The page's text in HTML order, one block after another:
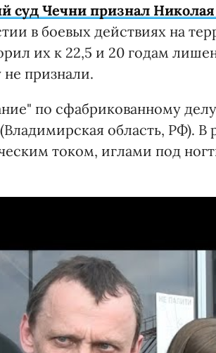
суд Чечни признал
в боевых действиях на
их к 22,5 и 20 годам
не признали.
по сфабрикованному
область, РФ).
током, иглами под